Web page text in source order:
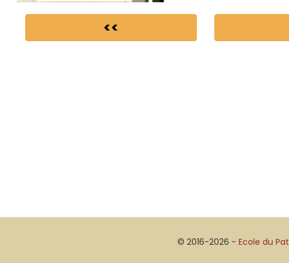
<<
© 2016-2026 - Ecole du